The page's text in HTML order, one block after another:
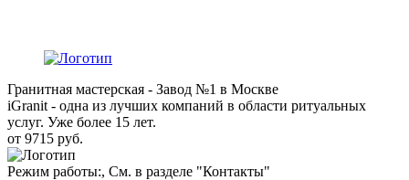
Гранитная мастерская - Завод №1 в Москве
iGranit - одна из лучших компаний в области ритуальных
услуг. Уже более 15 лет.
от 9715 руб.
Режим работы:, См. в разделе "Контакты"